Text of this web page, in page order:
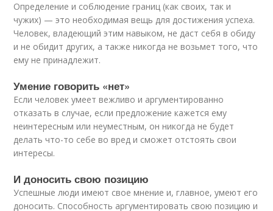
Определение и соблюдение границ (как своих, так и
чужих) — это необходимая вещь для достижения успеха.
Человек, владеющий этим навыком, не даст себя в обиду
и не обидит других, а также никогда не возьмет того, что
ему не принадлежит.
Умение говорить «нет»
Если человек умеет вежливо и аргументированно
отказать в случае, если предложение кажется ему
неинтересным или неуместным, он никогда не будет
делать что-то себе во вред и сможет отстоять свои
интересы.
И доносить свою позицию
Успешные люди имеют свое мнение и, главное, умеют его
доносить. Способность аргументировать свою позицию и